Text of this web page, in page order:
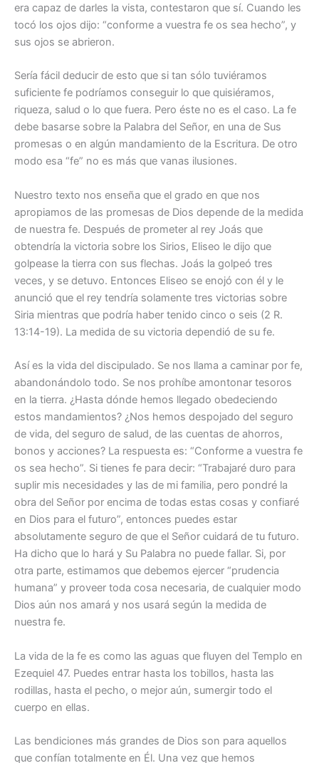
era capaz de darles la vista, contestaron que sí. Cuando les
tocó los ojos dijo: “conforme a vuestra fe os sea hecho”, y
sus ojos se abrieron.
Sería fácil deducir de esto que si tan sólo tuviéramos
suficiente fe podríamos conseguir lo que quisiéramos,
riqueza, salud o lo que fuera. Pero éste no es el caso. La fe
debe basarse sobre la Palabra del Señor, en una de Sus
promesas o en algún mandamiento de la Escritura. De otro
modo esa “fe” no es más que vanas ilusiones.
Nuestro texto nos enseña que el grado en que nos
apropiamos de las promesas de Dios depende de la medida
de nuestra fe. Después de prometer al rey Joás que
obtendría la victoria sobre los Sirios, Eliseo le dijo que
golpease la tierra con sus flechas. Joás la golpeó tres
veces, y se detuvo. Entonces Eliseo se enojó con él y le
anunció que el rey tendría solamente tres victorias sobre
Siria mientras que podría haber tenido cinco o seis (2 R.
13:14-19). La medida de su victoria dependió de su fe.
Así es la vida del discipulado. Se nos llama a caminar por fe,
abandonándolo todo. Se nos prohíbe amontonar tesoros
en la tierra. ¿Hasta dónde hemos llegado obedeciendo
estos mandamientos? ¿Nos hemos despojado del seguro
de vida, del seguro de salud, de las cuentas de ahorros,
bonos y acciones? La respuesta es: “Conforme a vuestra fe
os sea hecho”. Si tienes fe para decir: “Trabajaré duro para
suplir mis necesidades y las de mi familia, pero pondré la
obra del Señor por encima de todas estas cosas y confiaré
en Dios para el futuro”, entonces puedes estar
absolutamente seguro de que el Señor cuidará de tu futuro.
Ha dicho que lo hará y Su Palabra no puede fallar. Si, por
otra parte, estimamos que debemos ejercer “prudencia
humana” y proveer toda cosa necesaria, de cualquier modo
Dios aún nos amará y nos usará según la medida de
nuestra fe.
La vida de la fe es como las aguas que fluyen del Templo en
Ezequiel 47. Puedes entrar hasta los tobillos, hasta las
rodillas, hasta el pecho, o mejor aún, sumergir todo el
cuerpo en ellas.
Las bendiciones más grandes de Dios son para aquellos
que confían totalmente en Él. Una vez que hemos